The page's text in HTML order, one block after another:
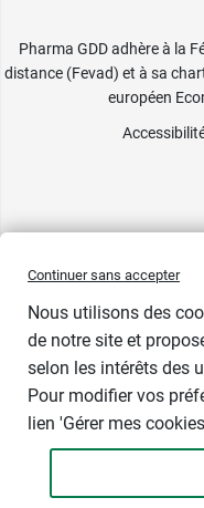
Pharma GDD adhère à la
distance (Fevad) et à sa
européen
Continuer sans accepter
Nous utilisons des
de notre site et
selon les intérêts des
Pour modifier vos
lien 'Gérer mes